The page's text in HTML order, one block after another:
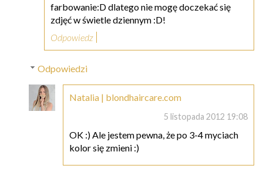
farbowanie:D dlatego nie mogę doczekać się
zdjęć w świetle dziennym :D!
Odpowiedz
Odpowiedzi
Natalia | blondhaircare.com
5 listopada 2012 19:08
OK :) Ale jestem pewna, że po 3-4 myciach
kolor się zmieni :)